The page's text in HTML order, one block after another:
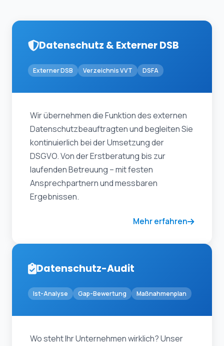
Datenschutz & Externer DSB
Externer DSB Verzeichnis VVT DSFA
Wir übernehmen die Funktion des externen
Datenschutzbeauftragten und begleiten Sie
kontinuierlich bei der Umsetzung der
DSGVO. Von der Erstberatung bis zur
laufenden Betreuung – mit festen
Ansprechpartnern und messbaren
Ergebnissen.
Mehr erfahren
Datenschutz-Audit
Ist-Analyse Gap-Bewertung Maßnahmenplan
Wo steht Ihr Unternehmen wirklich? Unser